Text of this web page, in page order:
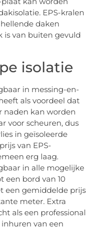
EPS-kralen
daken
is van buiten gevuld
isolatie
in messing-en-
als voordeel dat
naden kan worden
voor scheuren, dus
in geïsoleerde
van EPS-
erg laag.
in alle mogelijke
een bord van 10
een gemiddelde prijs
meter. Extra
als een professional
van een